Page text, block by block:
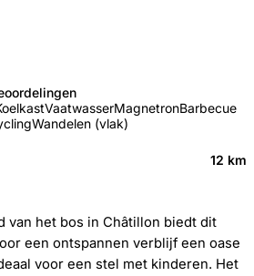
VaatwasserMagnetronBarbecue
Wandelen (vlak)
12 km
van het bos in Châtillon biedt dit
een ontspannen verblijf een oase
voor een stel met kinderen. Het